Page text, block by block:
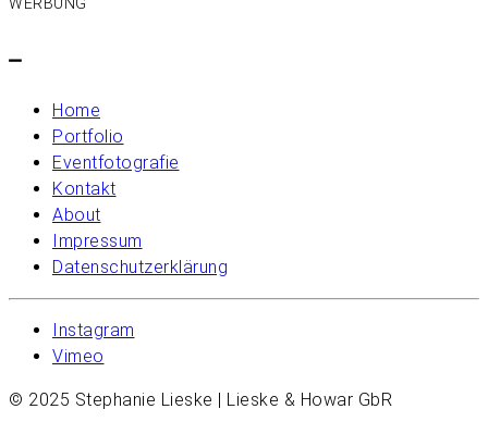
WERBUNG
–
Home
Portfolio
Eventfotografie
Kontakt
About
Impressum
Datenschutzerklärung
Instagram
Vimeo
© 2025 Stephanie Lieske | Lieske & Howar GbR